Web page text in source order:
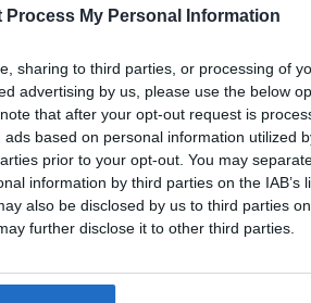
Process My Personal Information
sharing to third parties, or processing of
advertising by us, please use the below
that after your opt-out request is
based on personal information utilized
prior to your opt-out. You may
information by third parties on the IAB’s
also be disclosed by us to third parties
further disclose it to other third parties.